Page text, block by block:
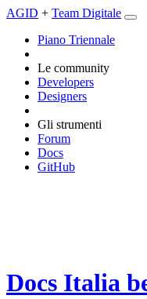
AGID + Team Digitale
Piano Triennale
Le community
Developers
Designers
Gli strumenti
Forum
Docs
GitHub
Docs Italia